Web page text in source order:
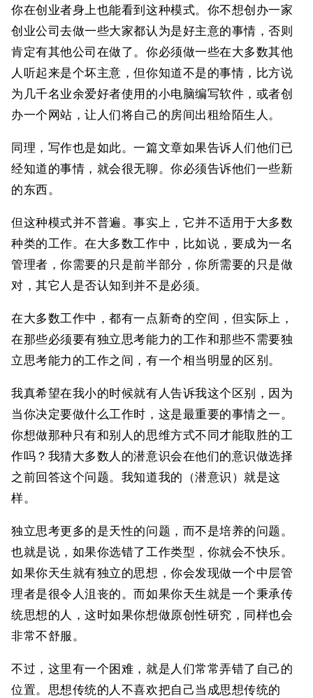
你在创业者身上也能看到这种模式。你不想创办一家
创业公司去做一些大家都认为是好主意的事情，否则
肯定有其他公司在做了。你必须做一些在大多数其他
人听起来是个坏主意，但你知道不是的事情，比方说
为几千名业余爱好者使用的小电脑编写软件，或者创
办一个网站，让人们将自己的房间出租给陌生人。
同理，写作也是如此。一篇文章如果告诉人们他们已
经知道的事情，就会很无聊。你必须告诉他们一些新
的东西。
但这种模式并不普遍。事实上，它并不适用于大多数
种类的工作。在大多数工作中，比如说，要成为一名
管理者，你需要的只是前半部分，你所需要的只是做
对，其它人是否认知到并不是必须。
在大多数工作中，都有一点新奇的空间，但实际上，
在那些必须要有独立思考能力的工作和那些不需要独
立思考能力的工作之间，有一个相当明显的区别。
我真希望在我小的时候就有人告诉我这个区别，因为
当你决定要做什么工作时，这是最重要的事情之一。
你想做那种只有和别人的思维方式不同才能取胜的工
作吗？我猜大多数人的潜意识会在他们的意识做选择
之前回答这个问题。我知道我的（潜意识）就是这
样。
独立思考更多的是天性的问题，而不是培养的问题。
也就是说，如果你选错了工作类型，你就会不快乐。
如果你天生就有独立的思想，你会发现做一个中层管
理者是很令人沮丧的。而如果你天生就是一个秉承传
统思想的人，这时如果你想做原创性研究，同样也会
非常不舒服。
不过，这里有一个困难，就是人们常常弄错了自己的
位置。思想传统的人不喜欢把自己当成思想传统的